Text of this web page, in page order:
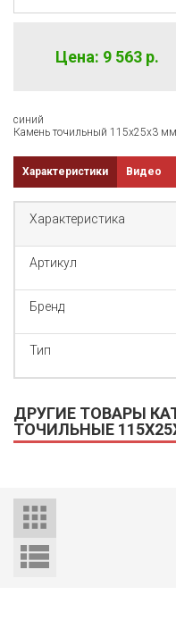
Цена: 9 563 р.
синий
Камень точильный 115x25x3 мм
Характеристики Видео
Характеристика
Артикул
Бренд
Тип
ДРУГИЕ ТОВАРЫ
ТОЧИЛЬНЫЕ